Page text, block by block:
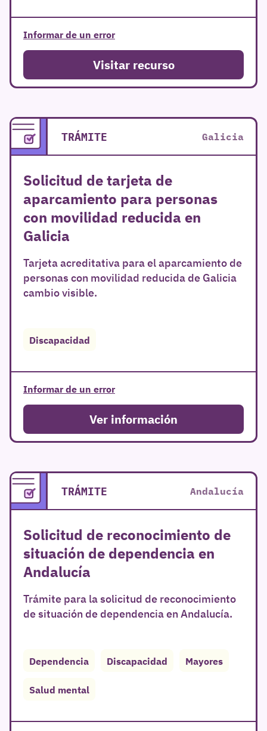
Informar de un error
Visitar recurso
TRÁMITE Galicia
Solicitud de tarjeta de
aparcamiento para personas
con movilidad reducida en
Galicia
Tarjeta acreditativa para el aparcamiento de
personas con movilidad reducida de Galicia
cambio visible.
Discapacidad
Informar de un error
Ver información
TRÁMITE Andalucía
Solicitud de reconocimiento de
situación de dependencia en
Andalucía
Trámite para la solicitud de reconocimiento
de situación de dependencia en Andalucía.
Dependencia Discapacidad Mayores
Salud mental